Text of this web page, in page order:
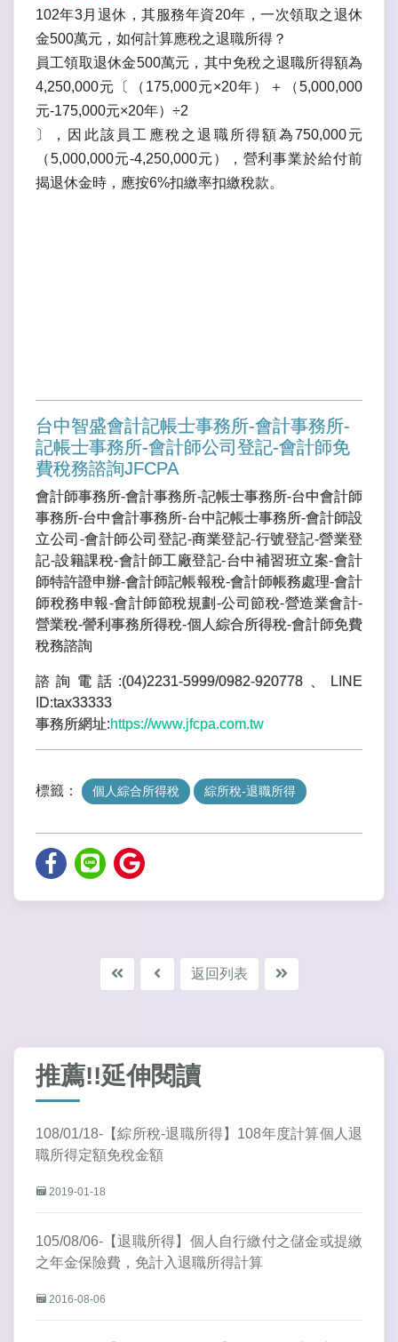
102年3月退休，其服務年資20年，一次領取之退休
金500萬元，如何計算應稅之退職所得？
員工領取退休金500萬元，其中免稅之退職所得額為
4,250,000元〔（175,000元×20年）＋（5,000,000
元-175,000元×20年）÷2
〕，因此該員工應稅之退職所得額為750,000元
（5,000,000元-4,250,000元），營利事業於給付前
揭退休金時，應按6%扣繳率扣繳稅款。
台中智盛會計記帳士事務所-會計事務所-
記帳士事務所-會計師公司登記-會計師免
費稅務諮詢JFCPA
會計師事務所-會計事務所-記帳士事務所-台中會計師
事務所-台中會計事務所-台中記帳士事務所-會計師設
立公司-會計師公司登記-商業登記-行號登記-營業登
記-設籍課稅-會計師工廠登記-台中補習班立案-會計
師特許證申辦-會計師記帳報稅-會計師帳務處理-會計
師稅務申報-會計師節稅規劃-公司節稅-營造業會計-
營業稅-謍利事務所得稅-個人綜合所得稅-會計師免費
稅務諮詢
諮詢電話:(04)2231-5999/0982-920778、LINE
ID:tax33333
事務所網址:https://www.jfcpa.com.tw
標籤： 個人綜合所得稅 綜所稅-退職所得
返回列表
推薦!!延伸閱讀
108/01/18-【綜所稅-退職所得】108年度計算個人退
職所得定額免稅金額
2019-01-18
105/08/06-【退職所得】個人自行繳付之儲金或提繳
之年金保險費，免計入退職所得計算
2016-08-06